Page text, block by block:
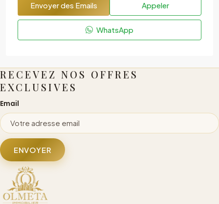
Envoyer des Emails Appeler
WhatsApp
RECEVEZ NOS OFFRES
EXCLUSIVES
Email
ENVOYER